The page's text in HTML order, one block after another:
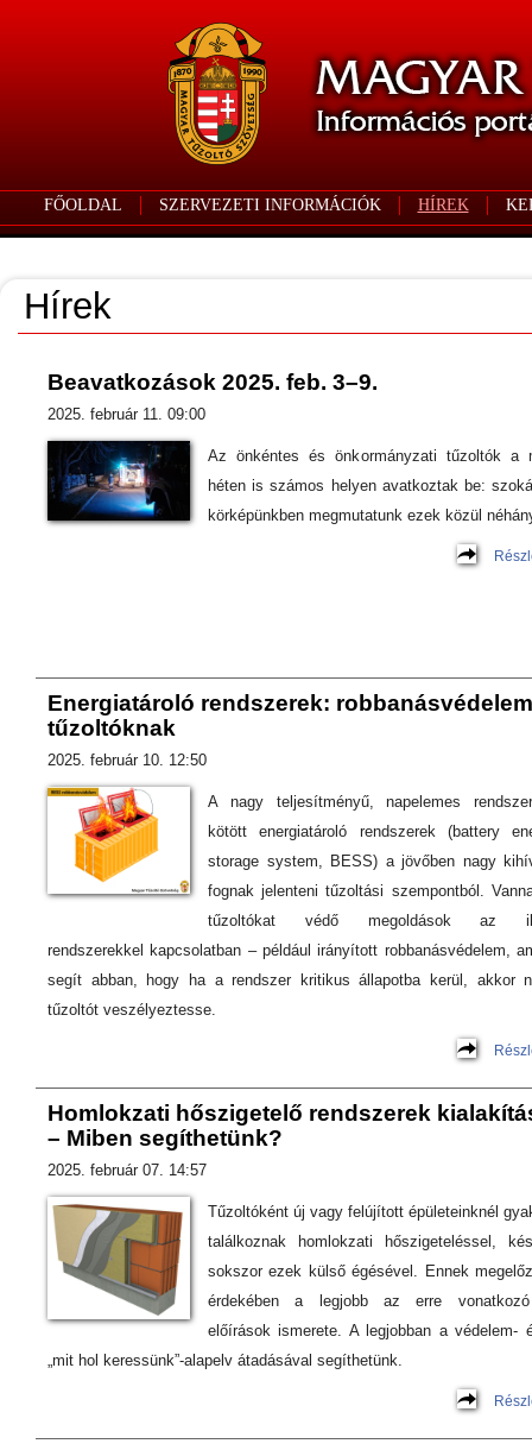
FŐOLDAL SZERVEZETI INFORMÁCIÓK HÍREK
Hírek
Beavatkozások 2025. feb. 3–9.
2025. február 11. 09:00
Az önkéntes és önkormányzati tűzoltók a
héten is számos helyen avatkoztak be:
körképünkben megmutatunk ezek közül
Energiatároló rendszerek: robbanásvédelem
tűzoltóknak
2025. február 10. 12:50
A nagy teljesítményű, napelemes
kötött energiatároló rendszerek (battery
storage system, BESS) a jövőben nagy
fognak jelenteni tűzoltási szempontból.
tűzoltókat védő megoldások az
rendszerekkel kapcsolatban – például irányított robbanásvédelem,
segít abban, hogy ha a rendszer kritikus állapotba kerül, akkor
tűzoltót veszélyeztesse.
Homlokzati hőszigetelő rendszerek
– Miben segíthetünk?
2025. február 07. 14:57
Tűzoltóként új vagy felújított épületeinknél
találkoznak homlokzati hőszigeteléssel,
sokszor ezek külső égésével. Ennek
érdekében a legjobb az erre
előírások ismerete. A legjobban a védelem-
„mit hol keressünk”-alapelv átadásával segíthetünk.